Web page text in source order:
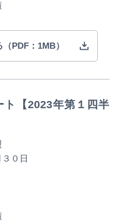
PDF：1MB）
【2023年第１四半
０日